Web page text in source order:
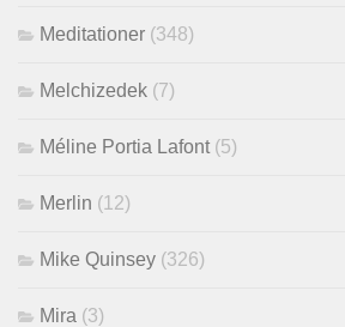
Meditationer (348)
Melchizedek (7)
Méline Portia Lafont (5)
Merlin (12)
Mike Quinsey (326)
Mira (3)